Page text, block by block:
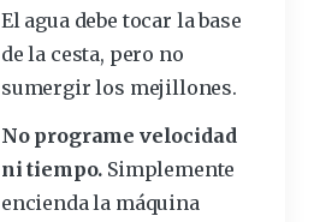
El agua debe tocar la base
de la cesta, pero no
sumergir los mejillones.
No programe velocidad
ni tiempo. Simplemente
encienda la máquina